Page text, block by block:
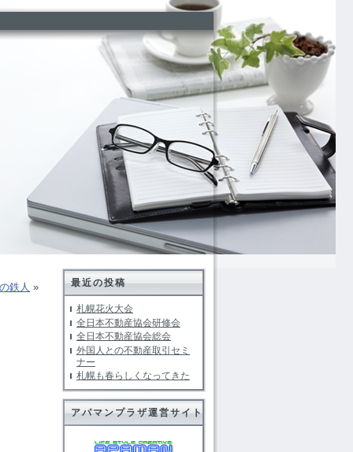
鉄人 » 最近の投稿
札幌花火大会
全日本不動産協会研修会
全日本不動産協会総会
外国人との不動産取引セミ
ナー
札幌も春らしくなってきた
アパマンプラザ運営サイト